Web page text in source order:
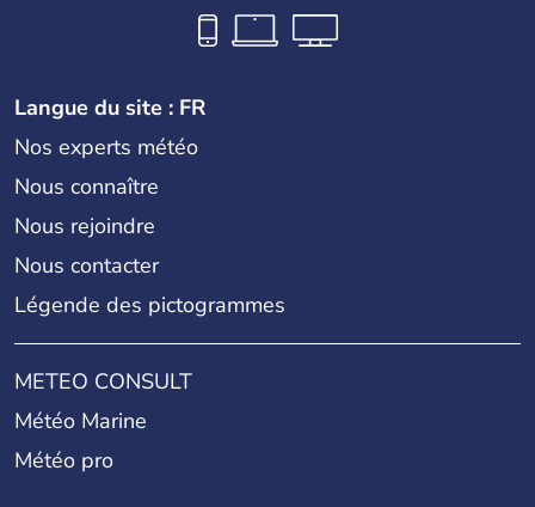
Langue du site : FR
Nos experts météo
Nous connaître
Nous rejoindre
Nous contacter
Légende des pictogrammes
METEO CONSULT
Météo Marine
Météo pro